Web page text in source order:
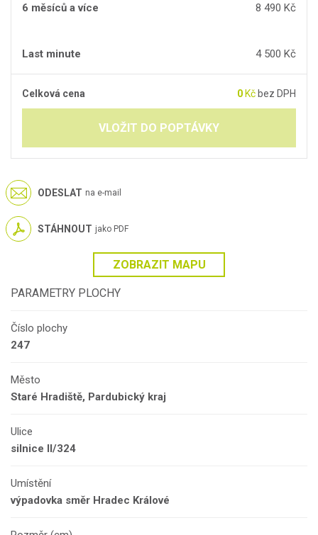
6 měsíců a více
8 490 Kč
Last minute 4 500 Kč
Celková cena 0 Kč bez DPH
VLOŽIT DO POPTÁVKY
ODESLAT na e-mail
STÁHNOUT jako PDF
ZOBRAZIT MAPU
PARAMETRY PLOCHY
Číslo plochy
247
Město
Staré Hradiště, Pardubický kraj
Ulice
silnice II/324
Umístění
výpadovka směr Hradec Králové